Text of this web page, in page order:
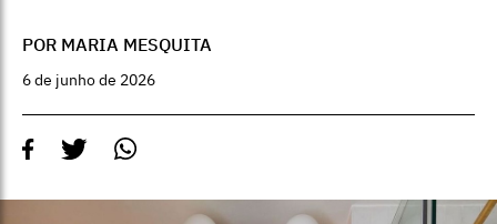
POR MARIA MESQUITA
6 de junho de 2026